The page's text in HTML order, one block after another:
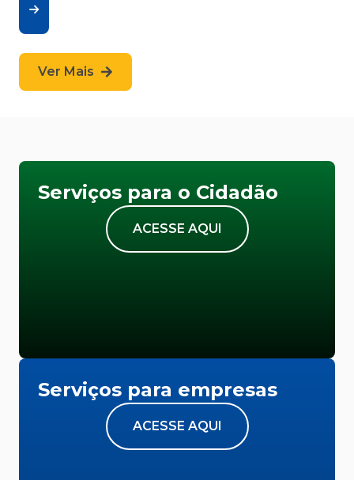
Ver Mais
Serviços para o Cidadão
ACESSE AQUI
Serviços para empresas
ACESSE AQUI